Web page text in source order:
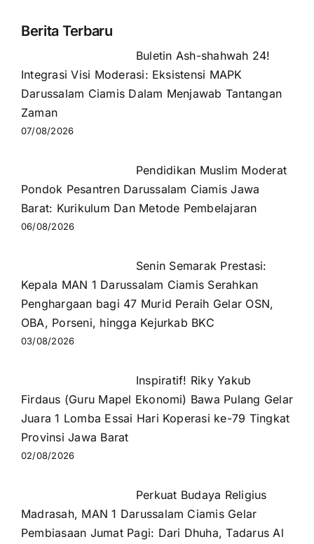
Berita Terbaru
Buletin Ash-shahwah 24!
Integrasi Visi Moderasi: Eksistensi MAPK
Darussalam Ciamis Dalam Menjawab Tantangan
Zaman
07/08/2026
Pendidikan Muslim Moderat
Pondok Pesantren Darussalam Ciamis Jawa
Barat: Kurikulum Dan Metode Pembelajaran
06/08/2026
Senin Semarak Prestasi:
Kepala MAN 1 Darussalam Ciamis Serahkan
Penghargaan bagi 47 Murid Peraih Gelar OSN,
OBA, Porseni, hingga Kejurkab BKC
03/08/2026
Inspiratif! Riky Yakub
Firdaus (Guru Mapel Ekonomi) Bawa Pulang Gelar
Juara 1 Lomba Essai Hari Koperasi ke-79 Tingkat
Provinsi Jawa Barat
02/08/2026
Perkuat Budaya Religius
Madrasah, MAN 1 Darussalam Ciamis Gelar
Pembiasaan Jumat Pagi: Dari Dhuha, Tadarus Al